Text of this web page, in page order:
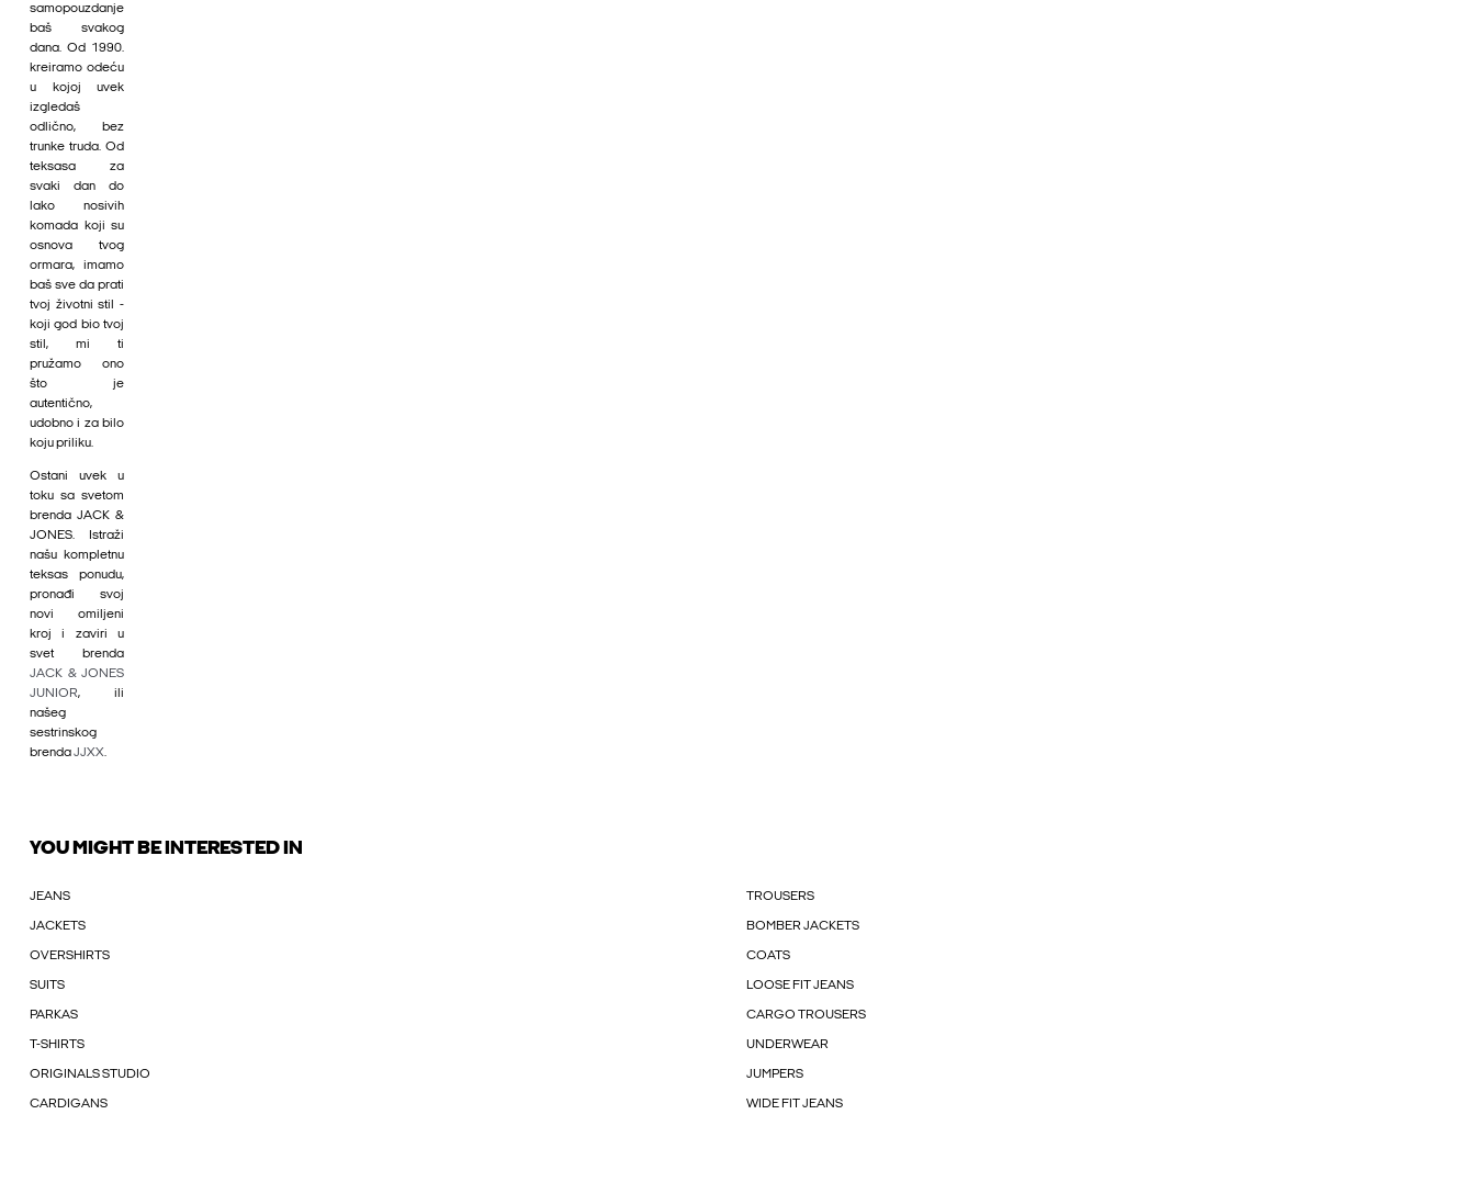
samopouzdanje
baš svakog
dana. Od 1990.
kreiramo odeću
u kojoj uvek
izgledaš
odlično, bez
trunke truda. Od
teksasa za
svaki dan do
lako nosivih
komada koji su
osnova tvog
ormara, imamo
baš sve da prati
tvoj životni stil -
koji god bio tvoj
stil, mi ti
pružamo ono
što je
autentično,
udobno i za bilo
koju priliku.
Ostani uvek u
toku sa svetom
brenda JACK &
JONES. Istraži
našu kompletnu
teksas ponudu,
pronađi svoj
novi omiljeni
kroj i zaviri u
svet brenda
JACK & JONES
JUNIOR, ili
našeg
sestrinskog
brendaJJXX.
YOU MIGHT BE INTERESTED IN
JEANS TROUSERS
JACKETS BOMBER JACKETS
OVERSHIRTS COATS
SUITS LOOSE FIT JEANS
PARKAS CARGO TROUSERS
T-SHIRTS UNDERWEAR
ORIGINALS STUDIO JUMPERS
CARDIGANS WIDE FIT JEANS